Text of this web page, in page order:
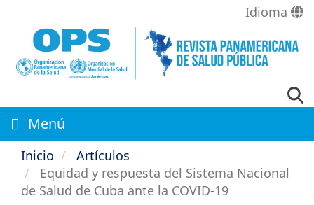
contenido
principal
Idioma
Menú
Inicio
Artículos
Equidad y respuesta del Sistema Nacional
de Salud de Cuba ante la COVID-19